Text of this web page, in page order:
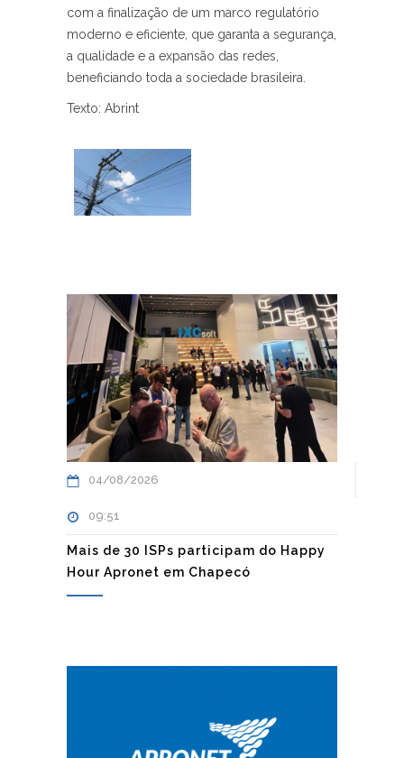
com a finalização de um marco regulatório
moderno e eficiente, que garanta a segurança,
a qualidade e a expansão das redes,
beneficiando toda a sociedade brasileira.
Texto: Abrint
04/08/2026
09:51
Mais de 30 ISPs participam do Happy
Hour Apronet em Chapecó